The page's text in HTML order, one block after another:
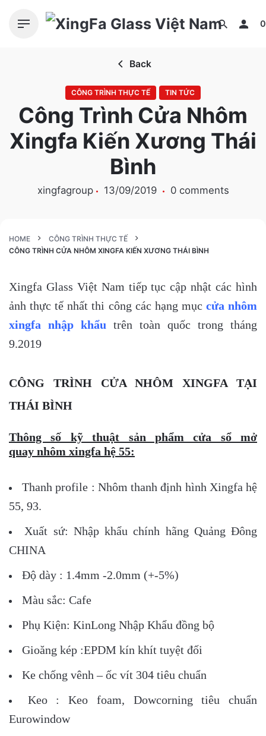
0
Back
CÔNG TRÌNH THỰC TẾ TIN TỨC
Công Trình Cửa Nhôm
Xingfa Kiến Xương Thái
Bình
xingfagroup 13/09/2019 0 comments
HOME
CÔNG TRÌNH THỰC TẾ
CÔNG TRÌNH CỬA NHÔM XINGFA KIẾN XƯƠNG THÁI BÌNH
Xingfa Glass Việt Nam tiếp tục cập nhật các hình
ảnh thực tế nhất thi công các hạng mục cửa nhôm
xingfa nhập khẩu trên toàn quốc trong tháng
9.2019
CÔNG TRÌNH CỬA NHÔM XINGFA TẠI
THÁI BÌNH
Thông số kỹ thuật sản phẩm cửa sổ mở
quay nhôm xingfa hệ 55:
Thanh profile : Nhôm thanh định hình Xingfa hệ
55, 93.
Xuất sứ: Nhập khẩu chính hãng Quảng Đông
CHINA
Độ dày : 1.4mm -2.0mm (+-5%)
Màu sắc: Cafe
Phụ Kiện: KinLong Nhập Khẩu đồng bộ
Gioăng kép :EPDM kín khít tuyệt đối
Ke chống vênh – ốc vít 304 tiêu chuẩn
Keo : Keo foam, Dowcorning tiêu chuẩn
Eurowindow